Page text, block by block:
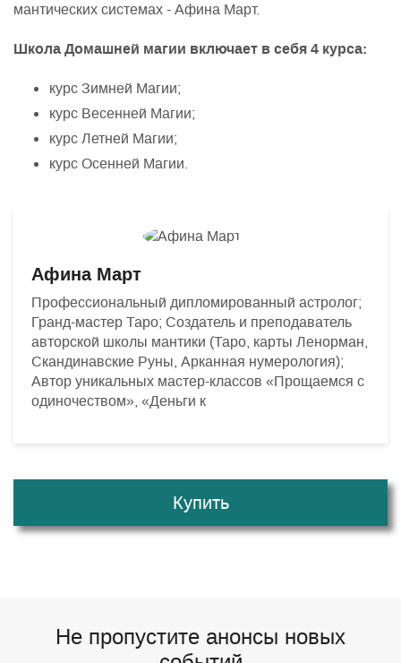
мантических системах - Афина Март.
Школа Домашней магии включает в себя 4 курса:
курс Зимней Магии;
курс Весенней Магии;
курс Летней Магии;
курс Осенней Магии.
Афина Март
Профессиональный дипломированный астролог;
Гранд-мастер Таро; Создатель и преподаватель
авторской школы мантики (Таро, карты Ленорман,
Скандинавские Руны, Арканная нумерология);
Автор уникальных мастер-классов «Прощаемся с
одиночеством», «Деньги к
Купить
Не пропустите анонсы новых